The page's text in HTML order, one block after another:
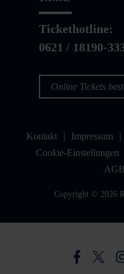
Tickethotline:
0621 / 18190-
Online Tickets
Kontakt Impressum
Cookie-Einstellungen
Copyright © 2026
Besucht